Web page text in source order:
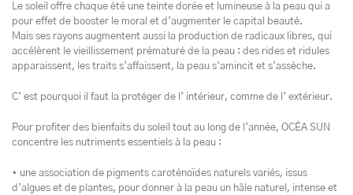
Le soleil offre chaque été une teinte dorée et lumineuse à la peau qui a
pour effet de booster le moral et d’augmenter le capital beauté.
Mais ses rayons augmentent aussi la production de radicaux libres, qui
accélèrent le vieillissement prématuré de la peau : des rides et ridules
apparaissent, les traits s’affaissent, la peau s’amincit et s’assèche.
C’ est pourquoi il faut la protéger de l’ intérieur, comme de l’ extérieur.
Pour profiter des bienfaits du soleil tout au long de l’année, OCÉA SUN
concentre les nutriments essentiels à la peau :
• une association de pigments caroténoïdes naturels variés, issus
d’algues et de plantes, pour donner à la peau un hâle naturel, intense et